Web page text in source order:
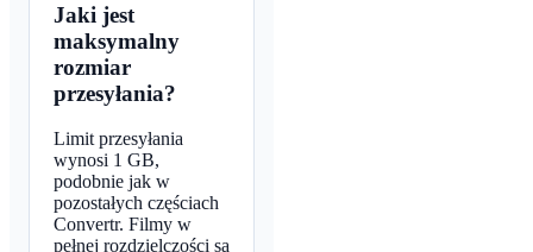
Jaki jest
maksymalny
rozmiar
przesyłania?
Limit przesyłania
wynosi 1 GB,
podobnie jak w
pozostałych częściach
Convertr. Filmy w
pełnej rozdzielczości są